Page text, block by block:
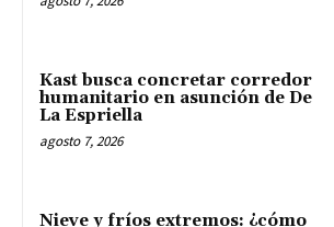
Kast busca concretar corredor
humanitario en asunción de De
La Espriella
agosto 7, 2026
Nieve y fríos extremos: ¿cómo